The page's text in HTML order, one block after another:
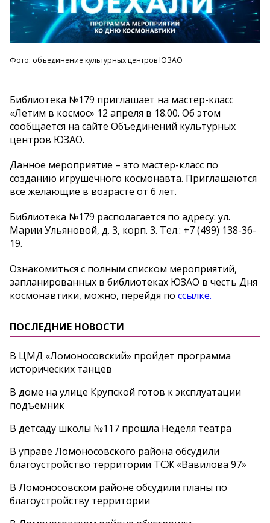
Фото: объединение культурных центров ЮЗАО
Библиотека №179 приглашает на мастер-класс
«Летим в космос» 12 апреля в 18.00. Об этом
сообщается на сайте Объединений культурных
центров ЮЗАО.
Данное мероприятие – это мастер-класс по
созданию игрушечного космонавта. Приглашаются
все желающие в возрасте от 6 лет.
Библиотека №179 располагается по адресу: ул.
Марии Ульяновой, д. 3, корп. 3. Тел.: +7 (499) 138-36-
19.
Ознакомиться с полным списком мероприятий,
запланированных в библиотеках ЮЗАО в честь Дня
космонавтики, можно, перейдя по ссылке.
ПОСЛЕДНИЕ НОВОСТИ
В ЦМД «Ломоносовский» пройдет программа
исторических танцев
В доме на улице Крупской готов к эксплуатации
подъемник
В детсаду школы №117 прошла Неделя театра
В управе Ломоносовского района обсудили
благоустройство территории ТСЖ «Вавилова 97»
В Ломоносовском районе обсудили планы по
благоустройству территории